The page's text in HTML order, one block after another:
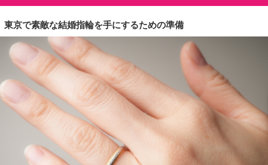
東京で素敵な結婚指輪を手にするための準備